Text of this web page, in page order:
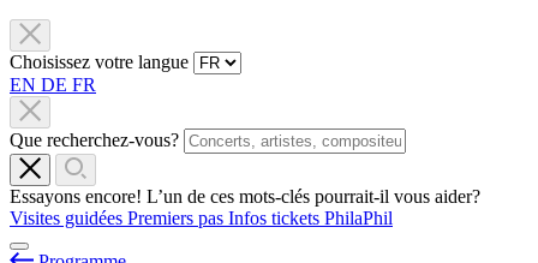
Choisissez votre langue
EN DE FR
Que recherchez-vous?
Essayons encore! L’un de ces mots-clés pourrait-il vous aider?
Visites guidées Premiers pas Infos tickets PhilaPhil